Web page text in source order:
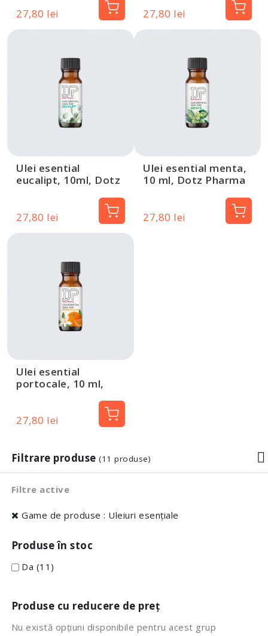
27,80 lei 27,80 lei
Ulei esential
eucalipt, 10ml, Dotz
27,80 lei
Ulei esential menta,
10 ml, Dotz Pharma
27,80 lei
Ulei esential
portocale, 10 ml,
27,80 lei
Filtrare produse(11 produse)
Filtre active
Game de produse : Uleiuri esențiale
Produse în stoc
Da (11)
Produse cu reducere de preț
Nu există opțiuni disponibile pentru acest grup